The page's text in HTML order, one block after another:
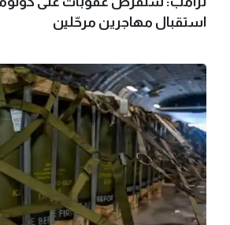
استقبال مهاجرين مرحّلين